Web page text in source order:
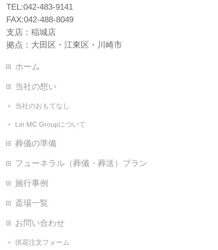
TEL:042-483-9141
FAX:042-488-8049
支店：稲城店
拠点：大田区・江東区・川崎市
ホーム
当社の想い
当社のおもてなし
Lin MC Groupについて
葬儀の準備
フューネラル（葬儀・葬送）プラン
施行事例
斎場一覧
お問い合わせ
供花注文フォーム